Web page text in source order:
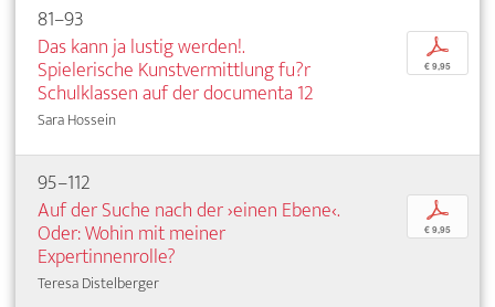
81–93
Das kann ja lustig werden!.
Spielerische Kunstvermittlung fu?r
Schulklassen auf der documenta 12
Sara Hossein
p
€ 9,95
95–112
Auf der Suche nach der ›einen Ebene‹.
Oder: Wohin mit meiner
Expertinnenrolle?
Teresa Distelberger
p
€ 9,95